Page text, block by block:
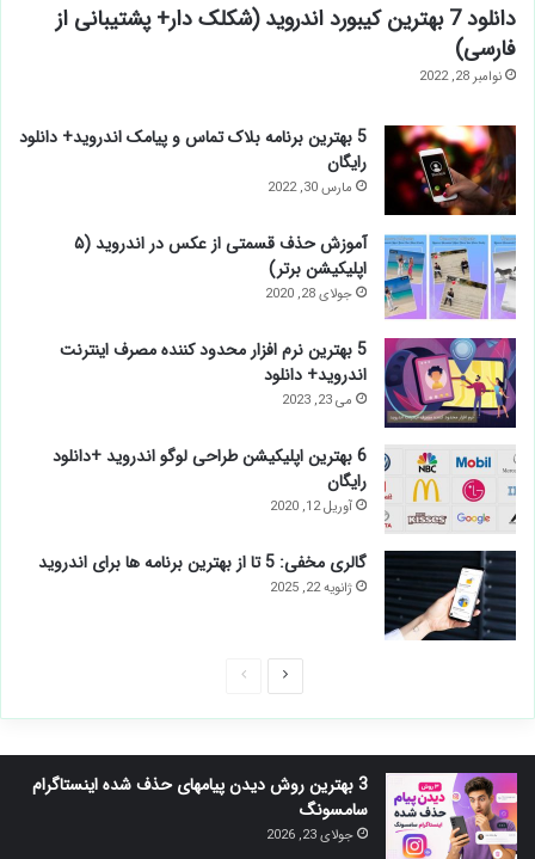
دانلود 7 بهترین کیبورد اندروید (شکلک دار+ پشتیبانی از
فارسی)
نوامبر 28, 2022
5 بهترين برنامه بلاک تماس و پیامک اندروید+ دانلود
رایگان
مارس 30, 2022
آموزش حذف قسمتی از عکس در اندروید (۵
اپلیکیشن برتر)
جولای 28, 2020
5 بهترین نرم افزار محدود کننده مصرف اینترنت
اندروید+ دانلود
می 23, 2023
6 بهترین اپلیکیشن طراحی لوگو اندروید +دانلود
رایگان
آوریل 12, 2020
گالری مخفی: 5 تا از بهترین برنامه ها برای اندروید
ژانویه 22, 2025
صفحه
صفحه
3 بهترین روش دیدن پیامهای حذف شده اینستاگرام
سامسونگ
جولای 23, 2026